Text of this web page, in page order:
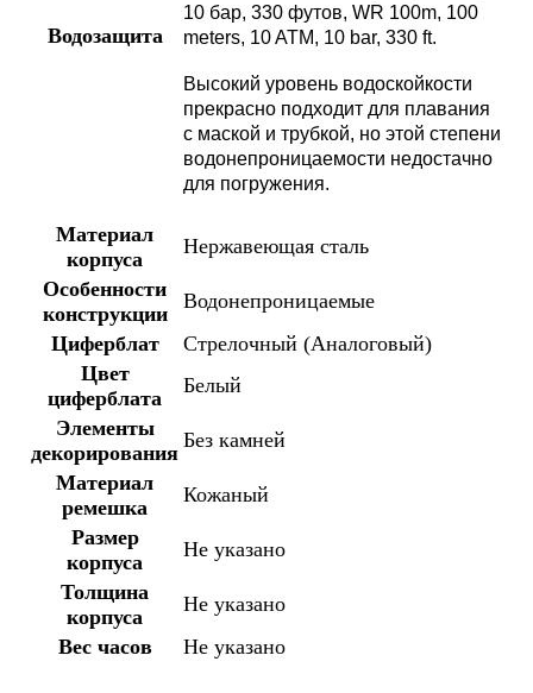
Водозащита
10 бар, 330 футов, WR 100m, 100
meters, 10 ATM, 10 bar, 330 ft.
Высокий уровень водоскойкости
прекрасно подходит для плавания
с маской и трубкой, но этой степени
водонепроницаемости недостачно
для погружения.
Материал
корпуса
Нержавеющая сталь
Особенности
конструкции
Водонепроницаемые
Циферблат
Стрелочный (Аналоговый)
Цвет
циферблата
Белый
Элементы
декорирования
Без камней
Материал
ремешка
Кожаный
Размер
корпуса
Не указано
Толщина
корпуса
Не указано
Вес часов
Не указано